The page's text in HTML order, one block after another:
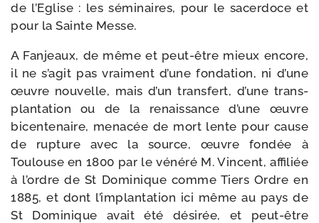
de l’Eglise : les sémi­naires, pour le sacer­doce et
pour la Sainte Messe.
A Fanjeaux, de même et peut-​être mieux encore,
il ne s’agit pas vrai­ment d’une fon­da­tion, ni d’une
œuvre nou­velle, mais d’un trans­fert, d’une trans­
plan­ta­tion ou de la renais­sance d’une œuvre
bicen­te­naire, mena­cée de mort lente pour cause
de rup­ture avec la source, œuvre fon­dée à
Toulouse en 1800 par le véné­ré M. Vincent, affi­liée
à l’ordre de St Dominique comme Tiers Ordre en
1885, et dont l’implantation ici même au pays de
St Dominique avait été dési­rée, et peut-​être